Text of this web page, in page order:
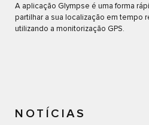
A aplicação Glympse é uma forma
partilhar a sua localização em tempo
utilizando a monitorização GPS.
NOTÍCIAS